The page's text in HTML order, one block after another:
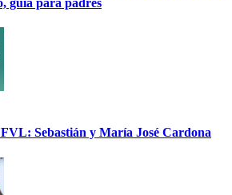
Sebastián y María José Cardona